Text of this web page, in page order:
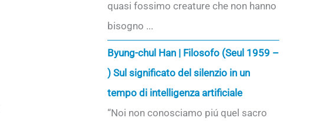
quasi fossimo creature che non hanno
bisogno ...
Byung-chul Han | Filosofo (Seul 1959 –
) Sul significato del silenzio in un
tempo di intelligenza artificiale
“Noi non conosciamo piú quel sacro